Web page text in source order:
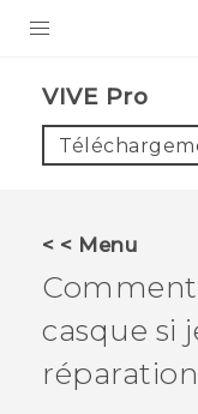
VIVE
VIVERSE
SUPPORT
Appareils HTC &
VIVE Pro‎
< < Menu
casque si